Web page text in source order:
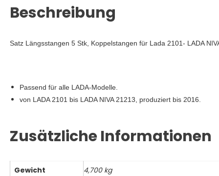
MengeBeschreibung
Satz Längsstangen 5 Stk, Koppelstangen für Lada 2101- LADA
Passend für alle LADA-Modelle.
von LADA 2101 bis LADA NIVA 21213, produziert bis 2016.
Zusätzliche Informationen
Gewicht 4,700 kg